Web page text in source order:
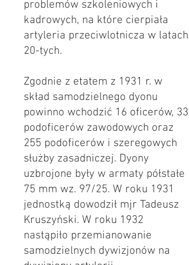
problemów szkoleniowych i
kadrowych, na które cierpiała
artyleria przeciwlotnicza w latach
20-tych.
Zgodnie z etatem z 1931 r. w
skład samodzielnego dyonu
powinno wchodzić 16 oficerów, 33
podoficerów zawodowych oraz
255 podoficerów i szeregowych
służby zasadniczej. Dyony
uzbrojone były w armaty półstałe
75 mm wz. 97/25. W roku 1931
jednostką dowodził mjr Tadeusz
Kruszyński. W roku 1932
nastąpiło przemianowanie
samodzielnych dywizjonów na